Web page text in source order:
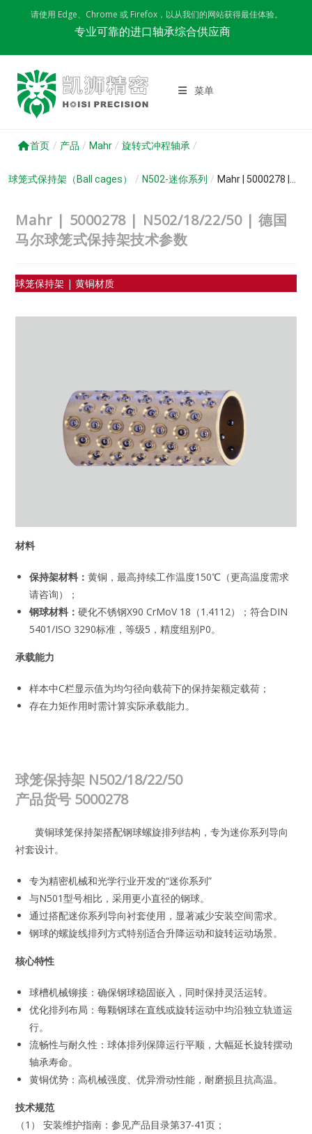
请使用 Edge、Chrome 或 Firefox，以从我们的网站获得最佳体验。
专业可靠的进口轴承综合供应商
菜单
首页 / 产品 / Mahr / 旋转式冲程轴承 /
球笼式保持架（Ball cages） / N502-迷你系列 / Mahr | 5000278 |...
Mahr | 5000278 | N502/18/22/50 | 德国
马尔球笼式保持架技术参数
球笼保持架 | 黄铜材质
材料
保持架材料：黄铜，最高持续工作温度150℃（更高温度需求
请咨询）；
钢球材料：硬化不锈钢X90 CrMoV 18（1.4112）；符合DIN
5401/ISO 3290标准，等级5，精度组别P0。
承载能力
样本中C栏显示值为均匀径向载荷下的保持架额定载荷；
存在力矩作用时需计算实际承载能力。
球笼保持架 N502/18/22/50
产品货号 5000278
黄铜球笼保持架搭配钢球螺旋排列结构，专为迷你系列导向
衬套设计。
专为精密机械和光学行业开发的“迷你系列”
与N501型号相比，采用更小直径的钢球。
通过搭配迷你系列导向衬套使用，显著减少安装空间需求。
钢球的螺旋线排列方式特别适合升降运动和旋转运动场景。
核心特性
球槽机械铆接：确保钢球稳固嵌入，同时保持灵活运转。
优化排列布局：每颗钢球在直线或旋转运动中均沿独立轨道运
行。
流畅性与耐久性：球体排列保障运行平顺，大幅延长旋转摆动
轴承寿命。
黄铜优势：高机械强度、优异滑动性能，耐磨损且抗高温。
技术规范
（1） 安装维护指南：参见产品目录第37-41页；